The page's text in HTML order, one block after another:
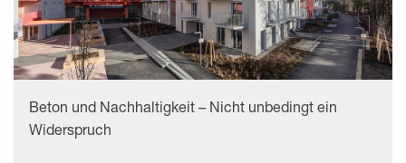
Beton und Nachhaltigkeit – Nicht unbedingt ein
Widerspruch